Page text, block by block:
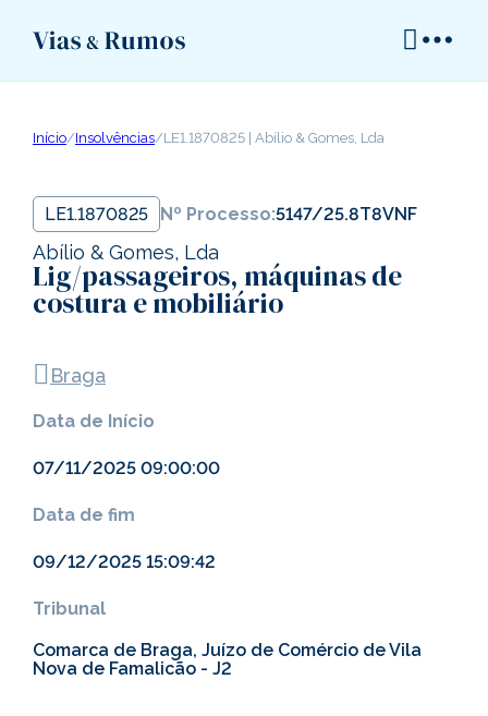
Início/Insolvências/LE1.1870825 | Abílio & Gomes, Lda
LE1.1870825 Nº Processo:5147/25.8T8VNF
Abílio & Gomes, Lda
Lig/passageiros, máquinas de
costura e mobiliário
Braga
Data de Início
07/11/2025 09:00:00
Data de fim
09/12/2025 15:09:42
Tribunal
Comarca de Braga, Juízo de Comércio de Vila
Nova de Famalicão - J2